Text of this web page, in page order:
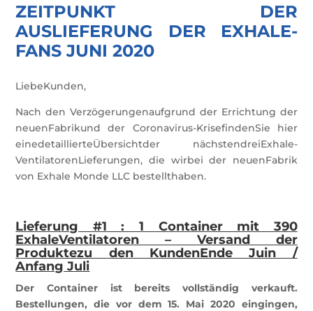
ZEITPUNKT DER
AUSLIEFERUNG DER EXHALE-
FANS JUNI 2020
LiebeKunden,
Nach den Verzögerungenaufgrund der Errichtung der
neuenFabrikund der Coronavirus-KrisefindenSie hier
einedetaillierteÜbersichtder nächstendreiExhale-
VentilatorenLieferungen, die wirbei der neuenFabrik
von Exhale Monde LLC bestellthaben.
Lieferung #1 : 1 Container mit 390
ExhaleVentilatoren – Versand der
Produktezu den KundenEnde Juin /
Anfang Juli
Der Container ist bereits vollständig verkauft.
Bestellungen, die vor dem 15. Mai 2020 eingingen,